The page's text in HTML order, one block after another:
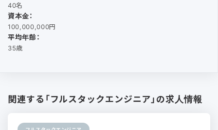
40名
資本金：
100,000,000円
平均年齢：
35歳
関連する「フルスタックエンジニア」の求人情報